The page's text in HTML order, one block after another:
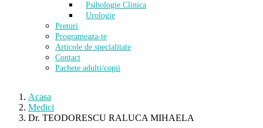
Psihologie Clinica
Urologie
Preturi
Programeaza-te
Articole de specialitate
Contact
Pachete adulti/copii
Acasa
Medici
Dr. TEODORESCU RALUCA MIHAELA